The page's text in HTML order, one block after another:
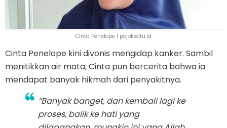
Cinta Penelope | pojoksatu.id
Cinta Penelope kini divonis mengidap kanker. Sambil
menitikkan air mata, Cinta pun bercerita bahwa ia
mendapat banyak hikmah dari penyakitnya.
“Banyak banget, dan kembali lagi ke
proses, balik ke hati yang